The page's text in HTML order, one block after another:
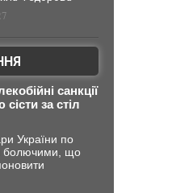
санкції
за стіл
України по
болючими, що